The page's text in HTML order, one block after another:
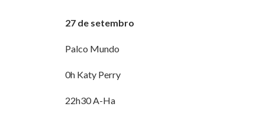
27 de setembro
Palco Mundo
0h Katy Perry
22h30 A-Ha